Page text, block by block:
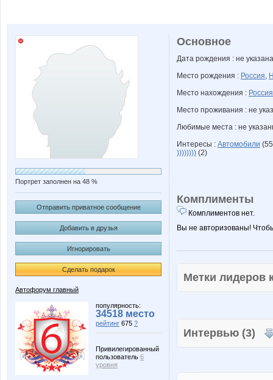
Портрет заполнен на 48 %
Отправить приватное сообщение
Добавить в друзья
Игнорировать
Сделать подарок
Автофорум главный
популярность:
34518 место
рейтинг 675 ?
Привилегированный
пользователь 6
уровня
Основное
Дата рождения : не указана
Место рождения : Россия,
Место нахождения : Россия
Место проживания : не
Любимые места : не
Интересы : Автомобили
)))))))) (2)
Комплименты
Комплиментов нет.
Вы не авторизованы!
Метки
Интервью (3)